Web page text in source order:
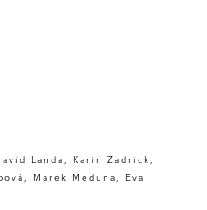
Landa, Karin Zadrick,
Marek Meduna, Eva